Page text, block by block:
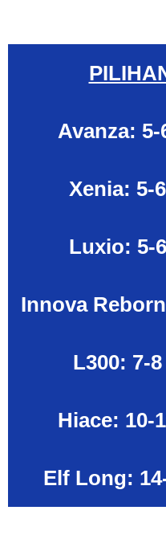
Avanza:
Xenia: 5-
Luxio: 5-
Innova
L300: 7-
Hiace: 10-
Elf Long: